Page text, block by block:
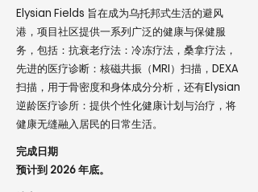
Elysian Fields 旨在成为乌托邦式生活的避风
港，项目社区提供一系列广泛的健康与保健服
务，包括：抗衰老疗法：冷冻疗法，桑拿疗法，
先进的医疗诊断：核磁共振（MRI）扫描，DEXA
扫描，用于骨密度和身体成分分析，还有Elysian
逆龄医疗诊所：提供个性化健康计划与治疗，将
健康无缝融入居民的日常生活。
完成日期
预计到 2026 年底。